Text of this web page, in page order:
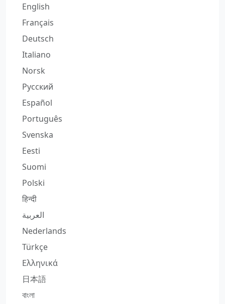
English
Français
Deutsch
Italiano
Norsk
Русский
Español
Português
Svenska
Eesti
Suomi
Polski
हिन्दी
العربية
Nederlands
Türkçe
Ελληνικά
日本語
বাংলা